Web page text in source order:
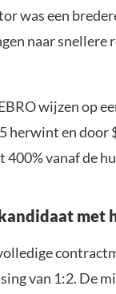
was een
naar snellere
wijzen op
herwint en door
400% vanaf de
van 1:2. De